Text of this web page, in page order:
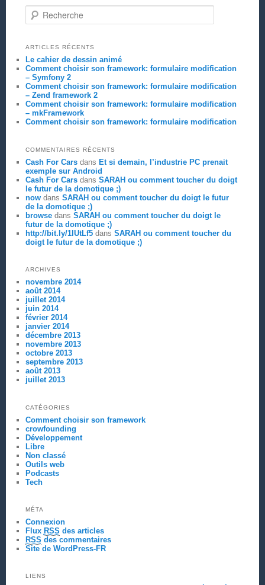
Recherche
ARTICLES RÉCENTS
Le cahier de dessin animé
Comment choisir son framework: formulaire modification
– Symfony 2
Comment choisir son framework: formulaire modification
– Zend framework 2
Comment choisir son framework: formulaire modification
– mkFramework
Comment choisir son framework: formulaire modification
COMMENTAIRES RÉCENTS
Cash For Carsdans Et si demain, l’industrie PC prenait
exemple sur Android
Cash For Carsdans SARAH ou comment toucher du doigt
le futur de la domotique ;)
nowdans SARAH ou comment toucher du doigt le futur
de la domotique ;)
browsedans SARAH ou comment toucher du doigt le
futur de la domotique ;)
http://bit.ly/1IUtLf5dans SARAH ou comment toucher du
doigt le futur de la domotique ;)
ARCHIVES
novembre 2014
août 2014
juillet 2014
juin 2014
février 2014
janvier 2014
décembre 2013
novembre 2013
octobre 2013
septembre 2013
août 2013
juillet 2013
CATÉGORIES
Comment choisir son framework
crowfounding
Développement
Libre
Non classé
Outils web
Podcasts
Tech
MÉTA
Connexion
Flux RSS des articles
RSS des commentaires
Site de WordPress-FR
LIENS